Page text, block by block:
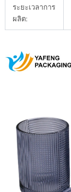
ระยะเวลาการ
ผลิต: